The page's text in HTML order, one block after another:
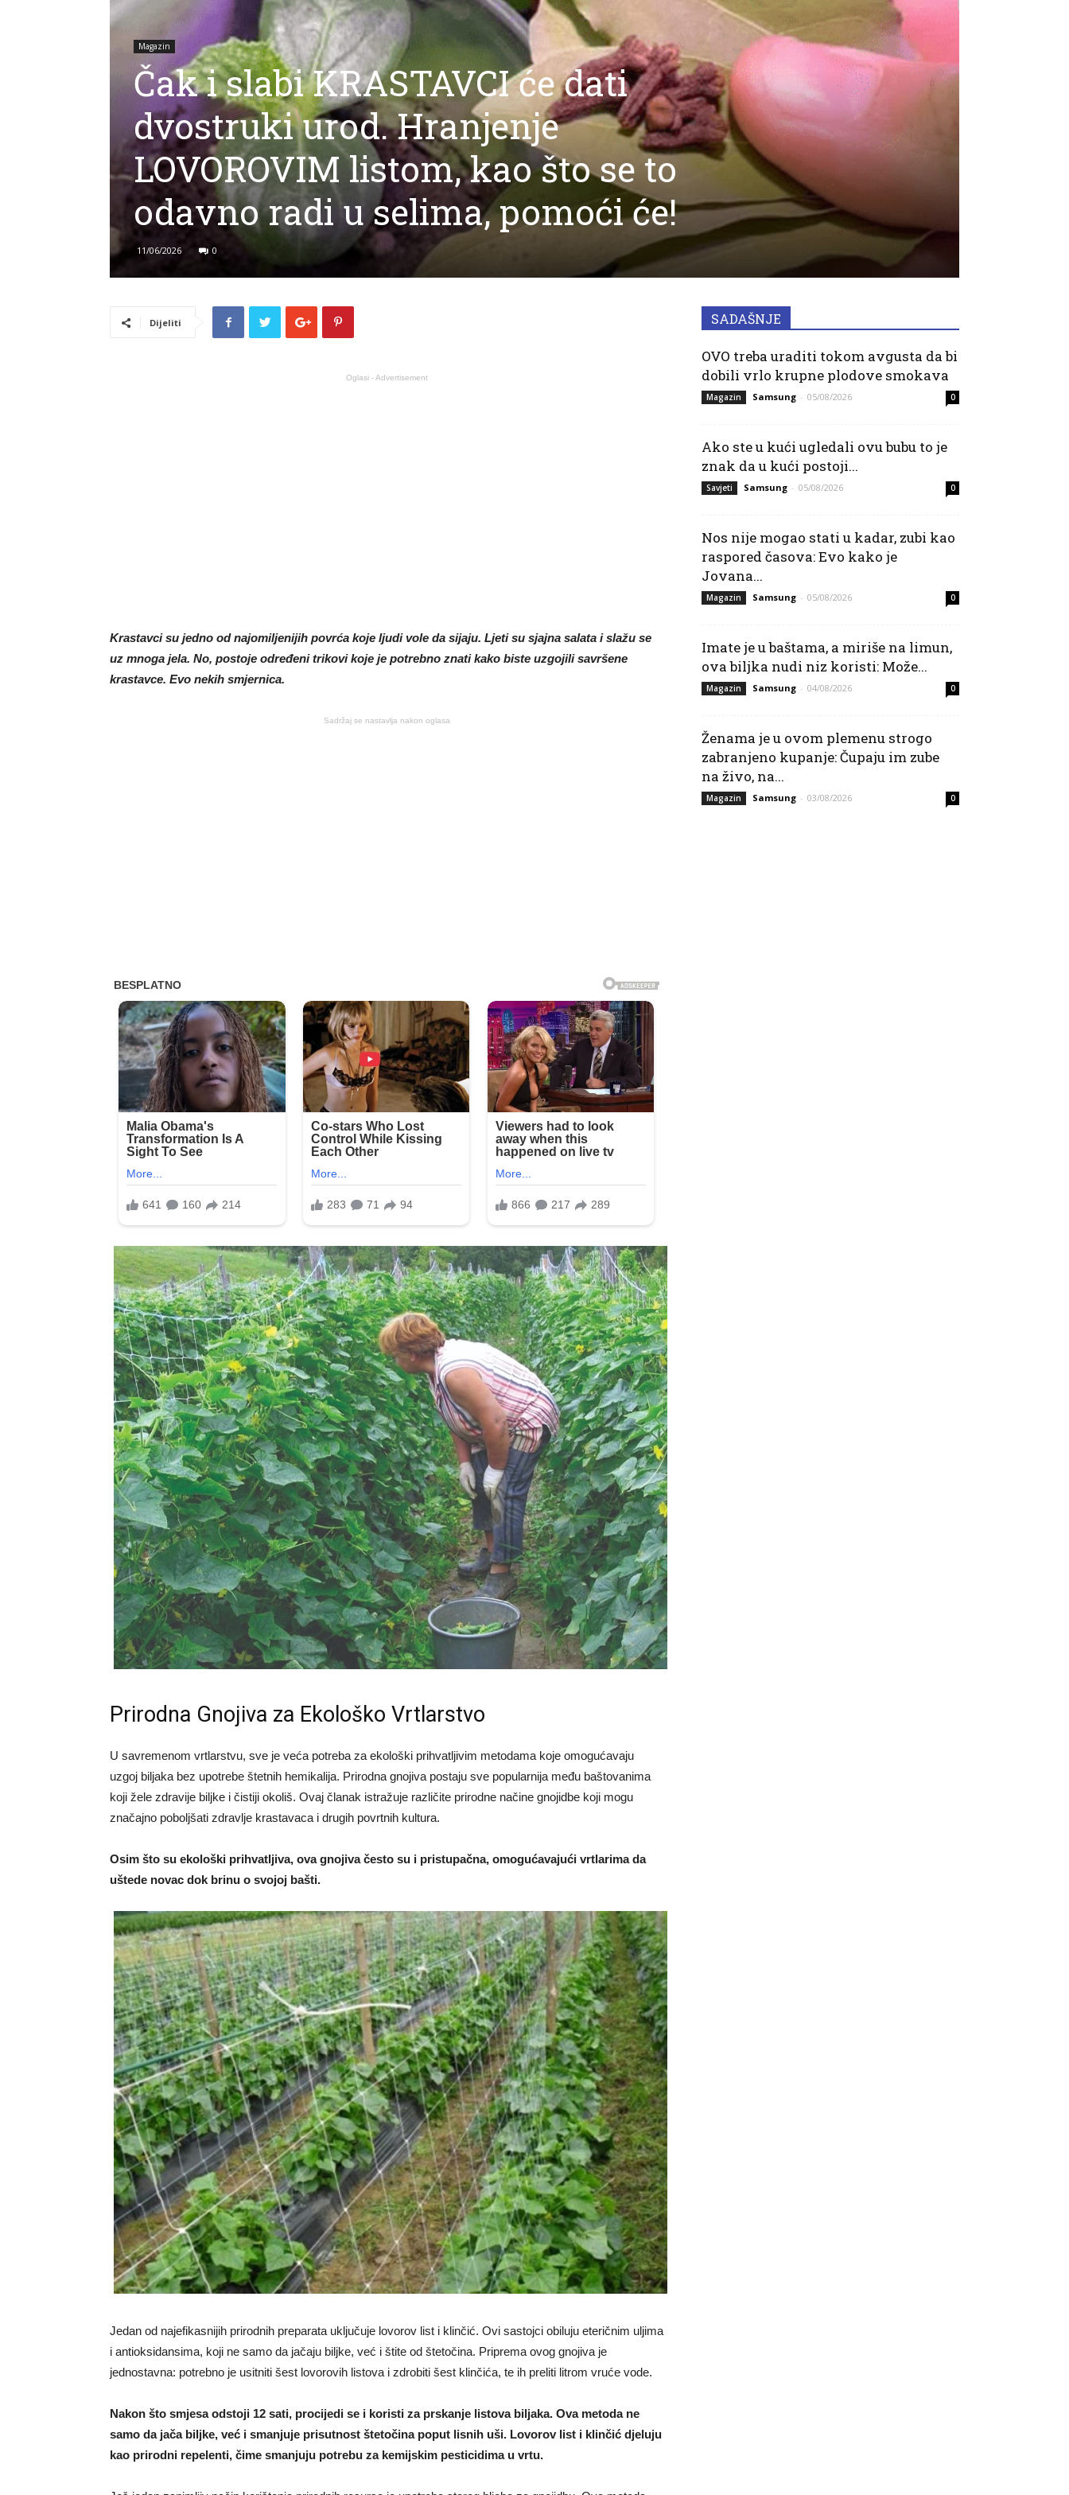
Magazin
Čak i slabi KRASTAVCI će dati
dvostruki urod. Hranjenje
LOVOROVIM listom, kao što se to
odavno radi u selima, pomoći će!
11/06/2026 0
Dijeliti
Oglasi - Advertisement
Krastavci su jedno od najomiljenijih povrća koje ljudi vole da sijaju. Ljeti su sjajna salata i slažu se
uz mnoga jela. No, postoje određeni trikovi koje je potrebno znati kako biste uzgojili savršene
krastavce. Evo nekih smjernica.
Sadržaj se nastavlja nakon oglasa
Prirodna Gnojiva za Ekološko Vrtlarstvo
U savremenom vrtlarstvu, sve je veća potreba za ekološki prihvatljivim metodama koje omogućavaju
uzgoj biljaka bez upotrebe štetnih hemikalija. Prirodna gnojiva postaju sve popularnija među baštovanima
koji žele zdravije biljke i čistiji okoliš. Ovaj članak istražuje različite prirodne načine gnojidbe koji mogu
značajno poboljšati zdravlje krastavaca i drugih povrtnih kultura.
Osim što su ekološki prihvatljiva, ova gnojiva često su i pristupačna, omogućavajući vrtlarima da
uštede novac dok brinu o svojoj bašti.
Jedan od najefikasnijih prirodnih preparata uključuje lovorov list i klinčić. Ovi sastojci obiluju eteričnim uljima
i antioksidansima, koji ne samo da jačaju biljke, već i štite od štetočina. Priprema ovog gnojiva je
jednostavna: potrebno je usitniti šest lovorovih listova i zdrobiti šest klinčića, te ih preliti litrom vruće vode.
Nakon što smjesa odstoji 12 sati, procijedi se i koristi za prskanje listova biljaka. Ova metoda ne
samo da jača biljke, već i smanjuje prisutnost štetočina poput lisnih uši. Lovorov list i klinčić djeluju
kao prirodni repelenti, čime smanjuju potrebu za kemijskim pesticidima u vrtu.
SADAŠNJE
OVO treba uraditi tokom avgusta da bi
dobili vrlo krupne plodove smokava
Magazin Samsung - 05/08/2026 0
Ako ste u kući ugledali ovu bubu to je
znak da u kući postoji...
Savjeti Samsung - 05/08/2026 0
Nos nije mogao stati u kadar, zubi kao
raspored časova: Evo kako je
Jovana...
Magazin Samsung - 05/08/2026 0
Imate je u baštama, a miriše na limun,
ova biljka nudi niz koristi: Može...
Magazin Samsung - 04/08/2026 0
Ženama je u ovom plemenu strogo
zabranjeno kupanje: Čupaju im zube
na živo, na...
Magazin Samsung - 03/08/2026 0